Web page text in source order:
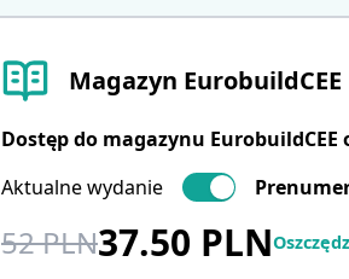
Magazyn EurobuildCEE
Dostęp do magazynu
Aktualne wydanie
52 PLN37.50 PLN